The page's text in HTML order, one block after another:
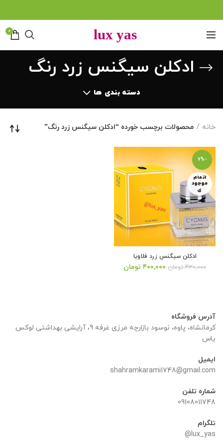
0
ادکلن سیگنس زرد رنگ
دسته بندی ها
خانه محصولات برچسب خورده “ادکلن سیگنس زرد رنگ”
-7%
اتمام
موجود
ی
ادکلن سیگنس زرد فلاویا
۴۳۰,۰۰۰ تومان قیمت
۴۰۰,۰۰۰ تومان
آدرس فروشگاه
کرمانشاه، پاوه، نوسود بازارچه مرزی غرفه 9، آرایشی بهداشتی لوکس
یاس
ایمیل
shahramkarami1748@gmail.com
شماره تلفن
09108011748
تلگرام
lux_yas@